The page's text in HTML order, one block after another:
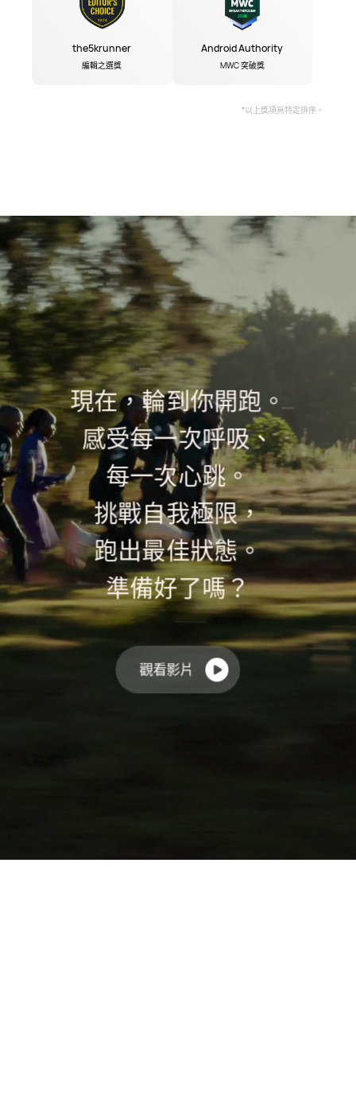
the5krunner
編輯之選獎
Android Authority
MWC 突破獎
*以上獎項無特定排序。
現在，輪到你開跑。
感受每一次呼吸、
每一次心跳。
挑戰自我極限，
跑出最佳狀態。
準備好了⁠嗎？
觀看影片